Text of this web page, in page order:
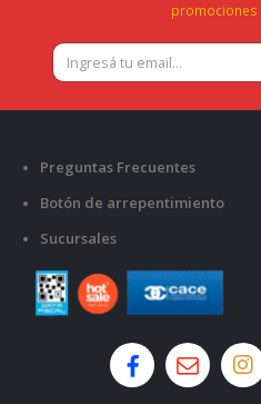
promociones
Preguntas Frecuentes
Botón de arrepentimiento
Sucursales